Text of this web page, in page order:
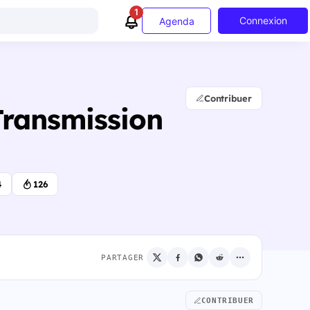
1
Agenda Connexion
Contribuer
126
PARTAGER
CONTRIBUER